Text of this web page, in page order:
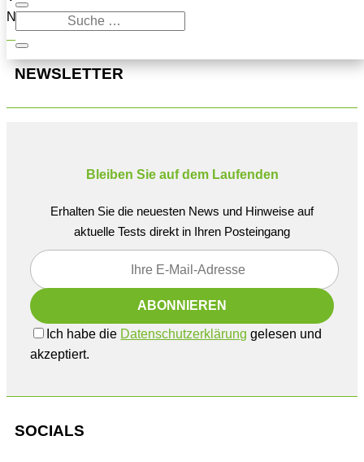
Navigation oben, um den Beitrag zu finden.
NEWSLETTER
Bleiben Sie auf dem Laufenden
Erhalten Sie die neuesten News und Hinweise auf
aktuelle Tests direkt in Ihren Posteingang
Ich habe die Datenschutzerklärung gelesen und
akzeptiert.
SOCIALS